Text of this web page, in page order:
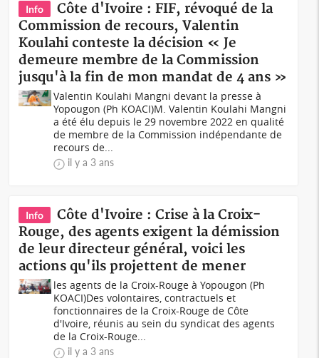
Info
Côte d'Ivoire : FIF, révoqué de la
Commission de recours, Valentin
Koulahi conteste la décision « Je
demeure membre de la Commission
jusqu'à la fin de mon mandat de 4 ans »
Valentin Koulahi Mangni devant la presse à
Yopougon (Ph KOACI)M. Valentin Koulahi Mangni
a été élu depuis le 29 novembre 2022 en qualité
de membre de la Commission indépendante de
recours de...
il y a 3 ans
Info
Côte d'Ivoire : Crise à la Croix-
Rouge, des agents exigent la démission
de leur directeur général, voici les
actions qu'ils projettent de mener
les agents de la Croix-Rouge à Yopougon (Ph
KOACI)Des volontaires, contractuels et
fonctionnaires de la Croix-Rouge de Côte
d'Ivoire, réunis au sein du syndicat des agents
de la Croix-Rouge...
il y a 3 ans